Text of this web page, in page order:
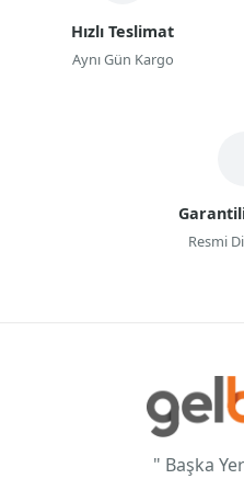
Hızlı Teslimat
Aynı Gün Kargo
Resmi
" Başka